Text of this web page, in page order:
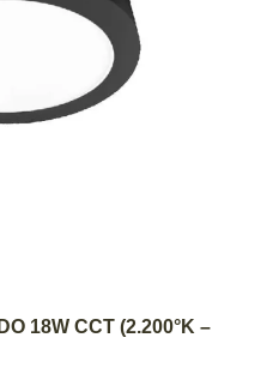
CARRITO
18W CCT (2.200°K –